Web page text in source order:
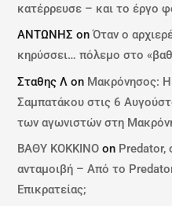
κατέρρευσε – και το έργο
ΑΝΤΩΝΗΣ onΌταν ο
κηρύσσει… πόλεμο στο
Σταθης Λ on Μακρόνησος: Η
Σαμπατάκου στις 6
των αγωνιστών στη
ΒΑΘΥ ΚΟΚΚΙΝΟ on Predator,
ανταμοιβή – Από το
Επικρατείας;